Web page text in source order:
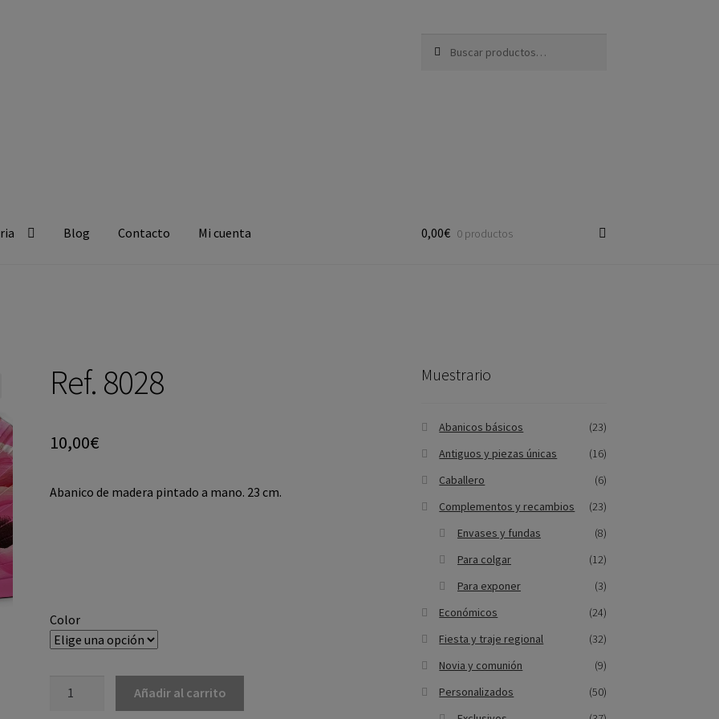
Blog Contacto Mi cuenta 0,00€ 0 productos
Ref. 8028
10,00€
Abanico de madera pintado a mano. 23 cm.
Color
Añadir al carrito
Muestrario
Abanicos básicos
(23)
Antiguos y piezas únicas
(16)
Caballero
(6)
Complementos y recambios
(23)
Envases y fundas
(8)
Para colgar
(12)
Para exponer
(3)
Económicos
(24)
Fiesta y traje regional
(32)
Novia y comunión
(9)
Personalizados
(50)